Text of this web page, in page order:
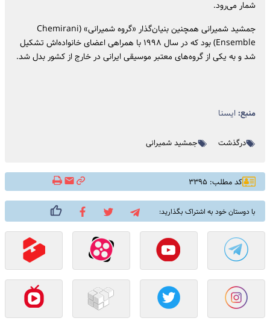
شمار می‌رود.
جمشید شمیرانی همچنین بنیان‌گذار «گروه شمیرانی» (Chemirani
Ensemble) بود که در سال ۱۹۹۸ با همراهی اعضای خانواده‌اش تشکیل
شد و به یکی از گروه‌های معتبر موسیقی ایرانی در خارج از کشور بدل شد.
منبع: ایسنا
درگذشت جمشید شمیرانی
کد مطلب: ۳۳۹۵
با دوستان خود به اشتراک بگذارید: